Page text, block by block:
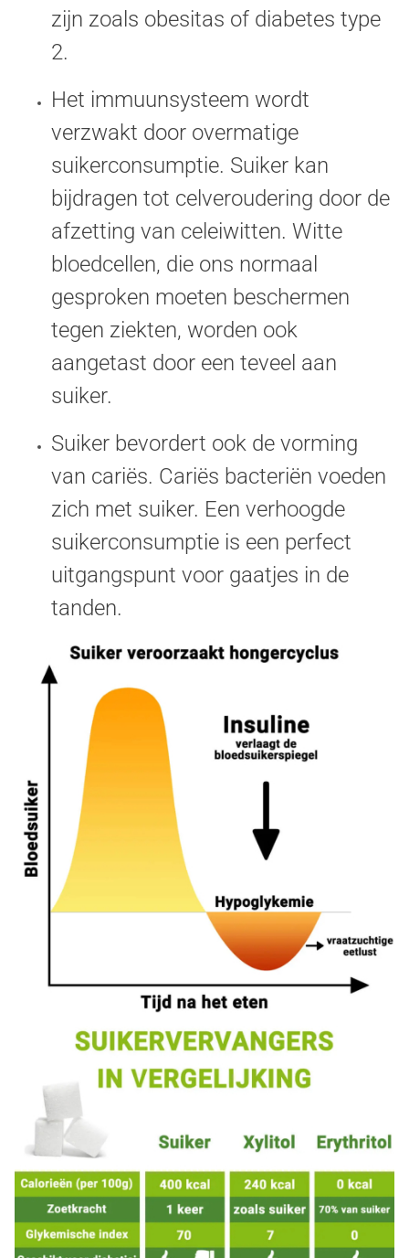
zijn zoals obesitas of diabetes type
2.
Het immuunsysteem wordt
verzwakt door overmatige
suikerconsumptie. Suiker kan
bijdragen tot celveroudering door de
afzetting van celeiwitten. Witte
bloedcellen, die ons normaal
gesproken moeten beschermen
tegen ziekten, worden ook
aangetast door een teveel aan
suiker.
Suiker bevordert ook de vorming
van cariës. Cariës bacteriën voeden
zich met suiker. Een verhoogde
suikerconsumptie is een perfect
uitgangspunt voor gaatjes in de
tanden.